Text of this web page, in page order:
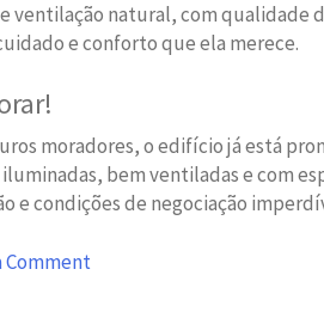
natural, com qualidade
e conforto que ela merece.
moradores, o edifício já está
bem ventiladas e com
e condições de negociação
Comment